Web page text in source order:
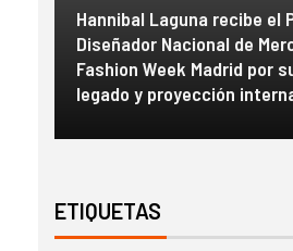
Hannibal Laguna recibe el
Diseñador Nacional de
Fashion Week Madrid por
legado y proyección
ETIQUETAS